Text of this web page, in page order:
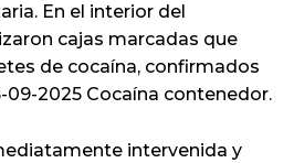
En el interior del
cajas marcadas que
de cocaína, confirmados
2025 Cocaína contenedor.
intervenida y